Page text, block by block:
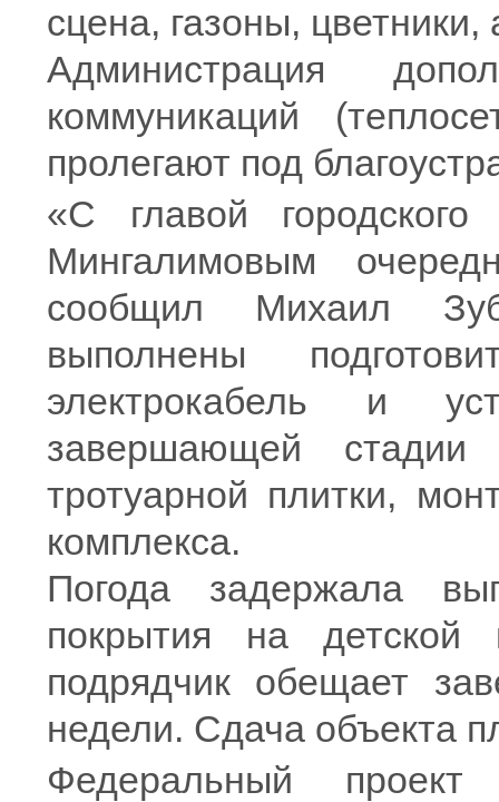
сцена, газоны, цветники,
Администрация
коммуникаций
пролегают под
«С главой
Мингалимовым
сообщил Михаил
выполнены
электрокабель и
завершающей стадии
тротуарной плитки,
комплекса.
Погода задержала
покрытия на
подрядчик обещает
недели. Сдача объекта
Федеральный проект